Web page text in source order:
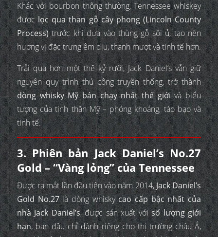
Khác với bourbon thông thường, Tennessee whiskey
đượclọc qua than gỗ cây phong (Lincoln County
Process)trước khi đưa vào thùng gỗ sồi ủ, tạo nên
hương vị đặc trưng êm dịu, thanh mượt và tinh tế hơn.
Trải qua hơn một thế kỷ rưỡi, Jack Daniel’s vẫn giữ
nguyên quy trình thủ công truyền thống, trở thành
dòng whisky Mỹ bán chạy nhất thế giớivà biểu
tượng của tinh thần Mỹ – phóng khoáng, táo bạo và
tinh tế.
3. Phiên bản Jack Daniel’s No.27
Gold – “Vàng lỏng” của Tennessee
Được ra mắt lần đầu tiên vào năm 2014,Jack Daniel’s
Gold No.27là dòng whiskycao cấp bậc nhất của
nhà Jack Daniel’s, được sản xuất vớisố lượng giới
hạn, ban đầu chỉ dành riêng cho thị trường châu Á,